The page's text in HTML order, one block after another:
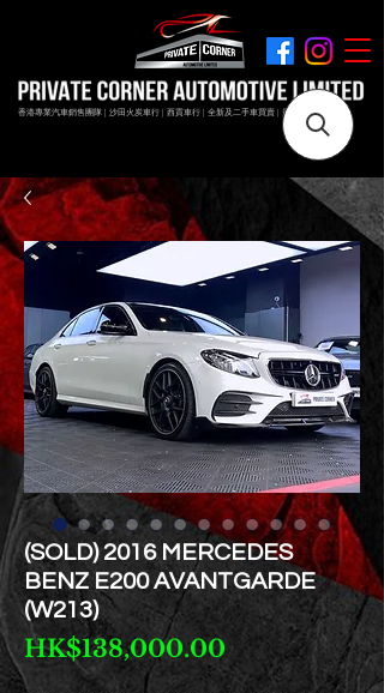
香港專業汽車銷售團隊 | 沙田火炭車行 | 西貢車行 | 全新及二手車買賣 | 最短時間極速成交
(SOLD) 2016 MERCEDES
BENZ E200 AVANTGARDE
(W213)
HK$138,000.00價
格